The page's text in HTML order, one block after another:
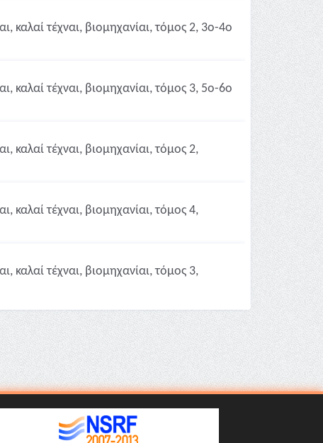
καλαί τέχναι, βιομηχανίαι, τόμος 2, 3ο-4ο
καλαί τέχναι, βιομηχανίαι, τόμος 3, 5ο-6ο
καλαί τέχναι, βιομηχανίαι, τόμος 2,
καλαί τέχναι, βιομηχανίαι, τόμος 4,
καλαί τέχναι, βιομηχανίαι, τόμος 3,